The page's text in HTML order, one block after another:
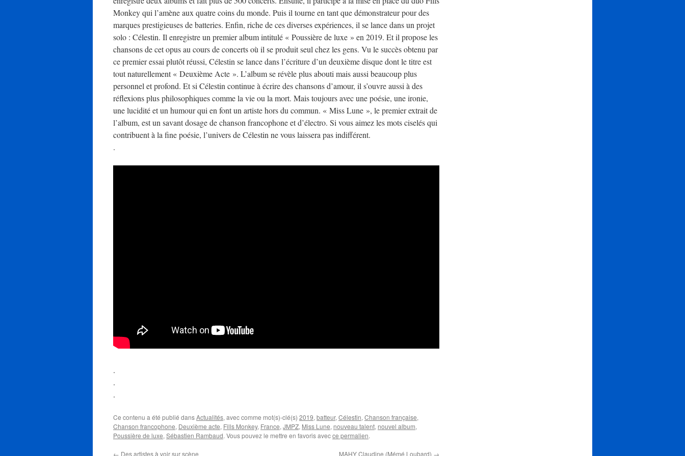
Monkey qui l’amène aux quatre coins du monde. Puis il tourne en tant que démonstrateur pour des
marques prestigieuses de batteries. Enfin, riche de ces diverses expériences, il se lance dans un projet
solo : Célestin. Il enregistre un premier album intitulé « Poussière de luxe » en 2019. Et il propose les
chansons de cet opus au cours de concerts où il se produit seul chez les gens. Vu le succès obtenu par
ce premier essai plutôt réussi, Célestin se lance dans l’écriture d’un deuxième disque dont le titre est
tout naturellement « Deuxième Acte ». L’album se révèle plus abouti mais aussi beaucoup plus
personnel et profond. Et si Célestin continue à écrire des chansons d’amour, il s’ouvre aussi à des
réflexions plus philosophiques comme la vie ou la mort. Mais toujours avec une poésie, une ironie,
une lucidité et un humour qui en font un artiste hors du commun. « Miss Lune », le premier extrait de
l’album, est un savant dosage de chanson francophone et d’électro. Si vous aimez les mots ciselés qui
contribuent à la fine poésie, l’univers de Célestin ne vous laissera pas indifférent.
.
.
.
.
Ce contenu a été publié dansActualités, avec comme mot(s)-clé(s) 2019, batteur, Célestin, Chanson française,
Chanson francophone, Deuxième acte, Fills Monkey, France, JMPZ, Miss Lune, nouveau talent, nouvel album,
Poussière de luxe, Sébastien Rambaud. Vous pouvez le mettre en favoris avecce permalien.
← Des artistes à voir sur scène MAHY Claudine (Mémé Loubard) →